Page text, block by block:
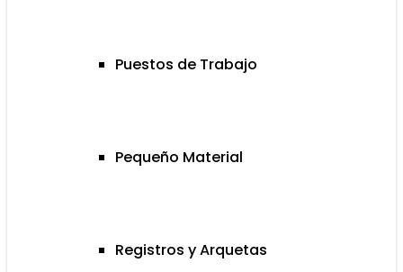
Puestos de Trabajo
Pequeño Material
Registros y Arquetas